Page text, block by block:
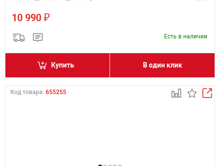
10 990 ₽
Есть в наличии
Купить В один клик
Код товара: 655255